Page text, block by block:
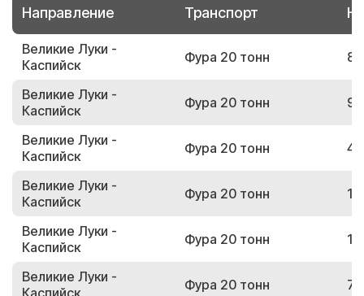
Направление Транспорт
Великие Луки -
Каспийск
Фура 20 тонн
Великие Луки -
Каспийск
Фура 20 тонн
Великие Луки -
Каспийск
Фура 20 тонн
Великие Луки -
Каспийск
Фура 20 тонн
Великие Луки -
Каспийск
Фура 20 тонн
Великие Луки -
Каспийск
Фура 20 тонн